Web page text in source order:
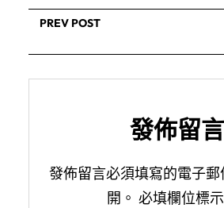
PREV POST
發佈留言
發佈留言必須填寫的電子
開。 必填欄位標